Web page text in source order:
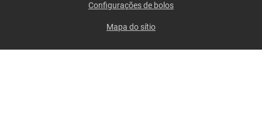
Configurações de bolos
Mapa do sítio